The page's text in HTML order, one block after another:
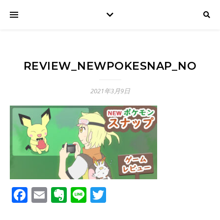
REVIEW_NEWPOKESNAP_NO
2021年3月9日
Facebook
EmailEvernote
Line